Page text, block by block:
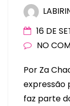
16 DE
NO
Por Za
expressão
faz parte